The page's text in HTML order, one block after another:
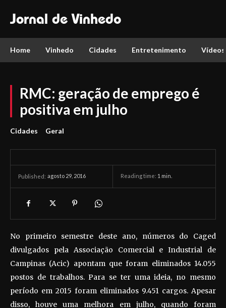
Jornal de Vinhedo
Home Vinhedo Cidades Entretenimento Vídeos
RMC: geração de emprego é
positiva em julho
Cidades Geral
Published: agosto 29, 2016 Reading time: 1 min.
No primeiro semestre deste ano, números do Caged
divulgados pela Associação Comercial e Industrial de
Campinas (Acic) apontam que foram eliminados 14.055
postos de trabalhos. Para se ter uma ideia, no mesmo
período em 2015 foram eliminados 9.451 cargos. Apesar
disso, houve uma melhora em julho, quando foram